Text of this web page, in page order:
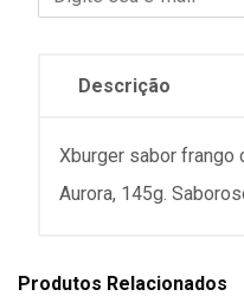
Descrição
Xburger sabor frango
Aurora, 145g.
Produtos Relacionados